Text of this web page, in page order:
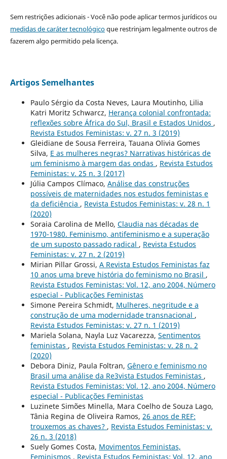
Sem restrições adicionais - Você não pode aplicar termos jurídicos ou
medidas de caráter tecnológicoque restrinjam legalmente outros de
fazerem algo permitido pela licença.
Artigos Semelhantes
Paulo Sérgio da Costa Neves, Laura Moutinho, Lilia
Katri Moritz Schwarcz, Herança colonial confrontada:
reflexões sobre África do Sul, Brasil e Estados Unidos ,
Revista Estudos Feministas: v. 27 n. 3 (2019)
Gleidiane de Sousa Ferreira, Tauana Olivia Gomes
Silva, E as mulheres negras? Narrativas históricas de
um feminismo à margem das ondas , Revista Estudos
Feministas: v. 25 n. 3 (2017)
Júlia Campos Clímaco, Análise das construções
possíveis de maternidades nos estudos feministas e
da deficiência , Revista Estudos Feministas: v. 28 n. 1
(2020)
Soraia Carolina de Mello, Claudia nas décadas de
1970-1980. Feminismo, antifeminismo e a superação
de um suposto passado radical , Revista Estudos
Feministas: v. 27 n. 2 (2019)
Mirian Pillar Grossi, A Revista Estudos Feministas faz
10 anos uma breve história do feminismo no Brasil ,
Revista Estudos Feministas: Vol. 12, ano 2004, Número
especial - Publicações Feministas
Simone Pereira Schmidt, Mulheres, negritude e a
construção de uma modernidade transnacional ,
Revista Estudos Feministas: v. 27 n. 1 (2019)
Mariela Solana, Nayla Luz Vacarezza, Sentimentos
feministas , Revista Estudos Feministas: v. 28 n. 2
(2020)
Debora Diniz, Paula Foltran, Gênero e feminismo no
Brasil uma análise da Re3vista Estudos Feministas ,
Revista Estudos Feministas: Vol. 12, ano 2004, Número
especial - Publicações Feministas
Luzinete Simões Minella, Mara Coelho de Souza Lago,
Tânia Regina de Oliveira Ramos, 26 anos de REF:
trouxemos as chaves? , Revista Estudos Feministas: v.
26 n. 3 (2018)
Suely Gomes Costa, Movimentos Feministas,
Feminismos , Revista Estudos Feministas: Vol. 12, ano